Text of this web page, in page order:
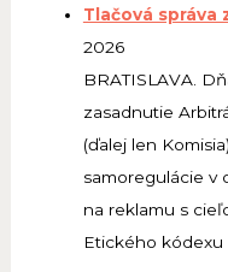
Tlačová správa
2026
BRATISLAVA.
zasadnutie
(ďalej len
samoregulácie v
na reklamu s
Etického kódexu